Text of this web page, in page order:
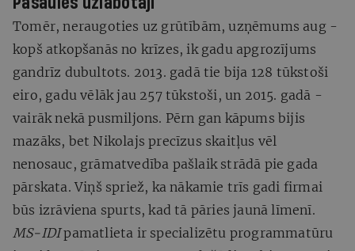
Tomēr, neraugoties uz grūtībām, uzņēmums aug -
kopš atkopšanās no krīzes, ik gadu apgrozījums
gandrīz dubultots. 2013. gadā tie bija 128 tūkstoši
eiro, gadu vēlāk jau 257 tūkstoši, un 2015. gadā -
vairāk nekā pusmiljons. Pērn gan kāpums bijis
mazāks, bet Nikolajs precīzus skaitļus vēl
nenosauc, grāmatvedība pašlaik strādā pie gada
pārskata. Viņš spriež, ka nākamie trīs gadi firmai
būs izrāviena spurts, kad tā pāries jaunā līmenī.
MS-IDIpamatlieta ir specializētu programmatūru